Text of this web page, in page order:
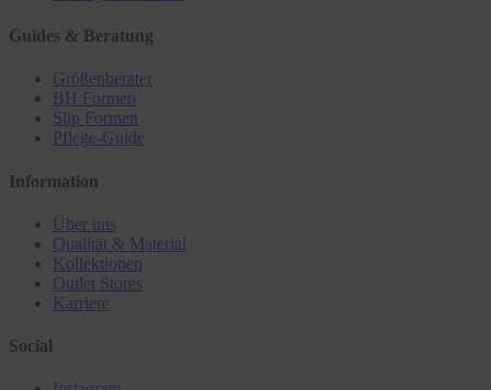
Guides & Beratung
Größenberater
BH Formen
Slip Formen
Pflege-Guide
Information
Über uns
Qualität & Material
Kollektionen
Outlet Stores
Karriere
Social